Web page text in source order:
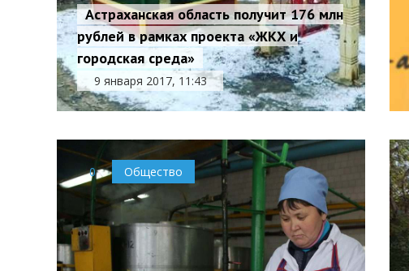
Астраханская область получит 176 млн
рублей в рамках проекта «ЖКХ и
городская среда»
9 января 2017, 11:43
0 Общество